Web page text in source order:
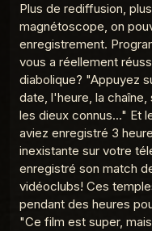
La
8
MDG 18 Le
La Madeleine
9
MDG 16
La Madeleine
10
MDG 15
La Madeleine
MDG 14 Le
La Madeleine
12
MDG 13
La Madeleine
Plus de rediffusion,
magnétoscope, on
enregistrement.
vous a réellement
diabolique? "Appuyez
date, l'heure, la
les dieux connus..." Et
aviez enregistré 3
inexistante sur votre
enregistré son match
vidéoclubs! Ces
pendant des heures
"Ce film est super,